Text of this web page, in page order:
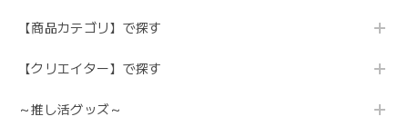
【商品カテゴリ】で探す
【クリエイター】で探す
～推し活グッズ～